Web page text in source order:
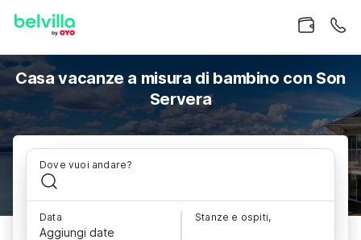
Casa vacanze a misura di bambino con Son
Servera
Dove vuoi andare?
Data
Aggiungi date
Stanze e ospiti,